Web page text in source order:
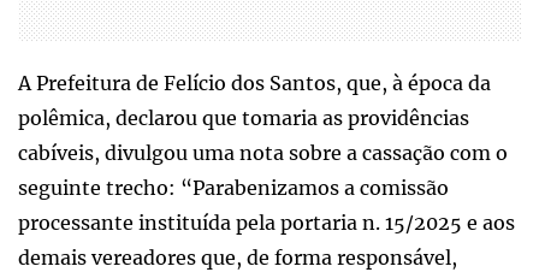
A Prefeitura de Felício dos Santos, que, à época da
polêmica, declarou que tomaria as providências
cabíveis, divulgou uma nota sobre a cassação com o
seguinte trecho: “Parabenizamos a comissão
processante instituída pela portaria n. 15/2025 e aos
demais vereadores que, de forma responsável,